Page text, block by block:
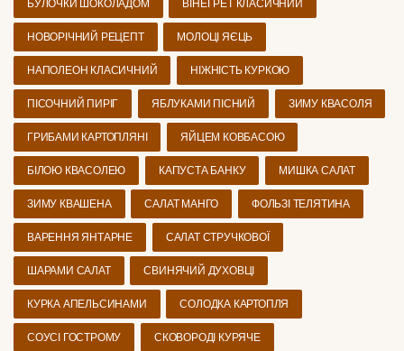
БУЛОЧКИ ШОКОЛАДОМ ВІНЕГРЕТ КЛАСИЧНИЙ
НОВОРІЧНИЙ РЕЦЕПТ МОЛОЦІ ЯЄЦЬ
НАПОЛЕОН КЛАСИЧНИЙ НІЖНІСТЬ КУРКОЮ
ПІСОЧНИЙ ПИРІГ ЯБЛУКАМИ ПІСНИЙ ЗИМУ КВАСОЛЯ
ГРИБАМИ КАРТОПЛЯНІ ЯЙЦЕМ КОВБАСОЮ
БІЛОЮ КВАСОЛЕЮ КАПУСТА БАНКУ МИШКА САЛАТ
ЗИМУ КВАШЕНА САЛАТ МАНГО ФОЛЬЗІ ТЕЛЯТИНА
ВАРЕННЯ ЯНТАРНЕ САЛАТ СТРУЧКОВОЇ
ШАРАМИ САЛАТ СВИНЯЧИЙ ДУХОВЦІ
КУРКА АПЕЛЬСИНАМИ СОЛОДКА КАРТОПЛЯ
СОУСІ ГОСТРОМУ СКОВОРОДІ КУРЯЧЕ